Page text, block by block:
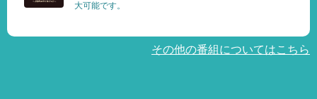
大可能です。
その他の番組についてはこちら